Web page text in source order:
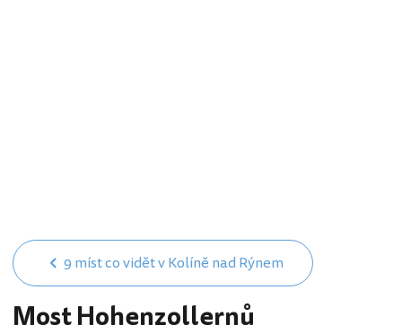
9 míst co vidět v Kolíně nad Rýnem
Most Hohenzollernů